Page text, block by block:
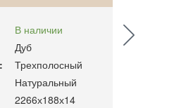
В наличии
Дуб
Трехполосный
Натуральный
2266х188х14